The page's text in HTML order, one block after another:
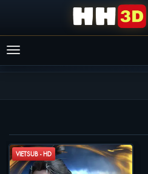
Menu
VIETSUB - HD